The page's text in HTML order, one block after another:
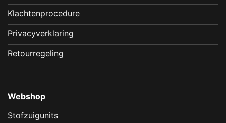
Klachtenprocedure
Privacyverklaring
Retourregeling
Webshop
Stofzuigunits